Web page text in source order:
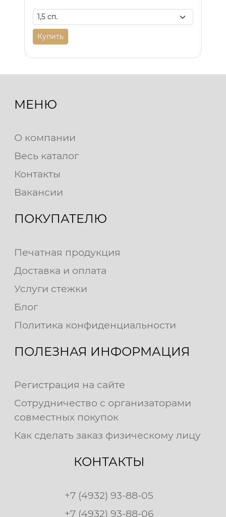
Купить
МЕНЮ
О компании
Весь каталог
Контакты
Вакансии
ПОКУПАТЕЛЮ
Печатная продукция
Доставка и оплата
Услуги стежки
Блог
Политика конфиденциальности
ПОЛЕЗНАЯ ИНФОРМАЦИЯ
Регистрация на сайте
Сотрудничество с организаторами
совместных покупок
Как сделать заказ физическому лицу
КОНТАКТЫ
+7 (4932) 93-88-05
+7 (4932) 93-88-06